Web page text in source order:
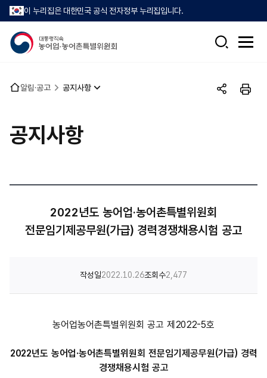
이 누리집은 대한민국 공식 전자정부 누리집입니다.
검
전
뉴
열
홈 알림·공고 공지사항
공
인
공지사항
2022년도 농어업·농어촌특별위원회
전문임기제공무원(가급) 경력경쟁채용시험 공고
작성일2022.10.26조회수2,477
농어업농어촌특별위원회 공고 제2022-5호
2022년도 농어업·농어촌특별위원회 전문임기제공무원(가급) 경력
경쟁채용시험 공고